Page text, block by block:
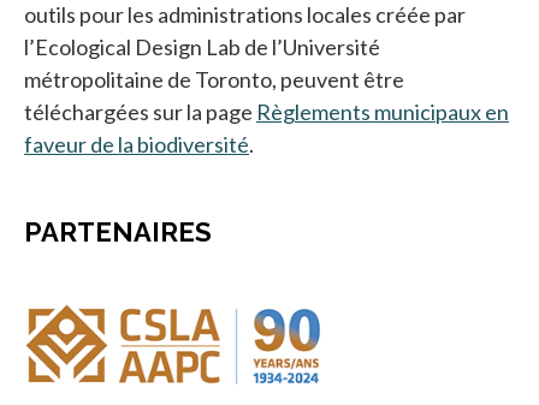
outils pour les administrations locales créée par
l’Ecological Design Lab de l’Université
métropolitaine de Toronto, peuvent être
téléchargées sur la page Règlements municipaux en
faveur de la biodiversités’ouvre dans un nouvel onglet
.
PARTENAIRES